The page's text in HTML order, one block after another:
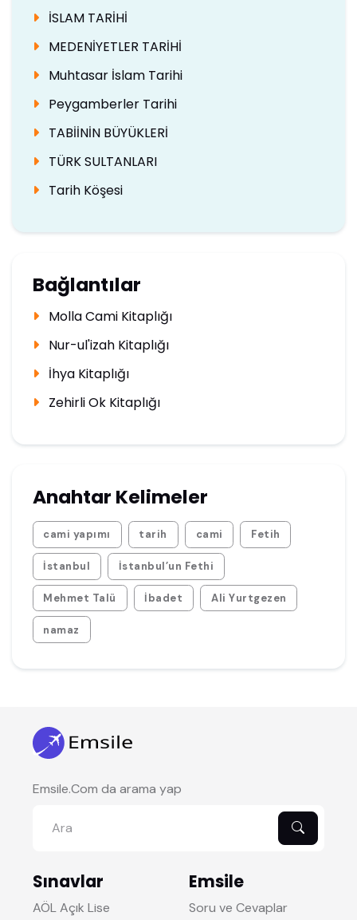
İSLAM TARİHİ
MEDENİYETLER TARİHİ
Muhtasar İslam Tarihi
Peygamberler Tarihi
TABİİNİN BÜYÜKLERİ
TÜRK SULTANLARI
Tarih Köşesi
Bağlantılar
Molla Cami Kitaplığı
Nur-ul'izah Kitaplığı
İhya Kitaplığı
Zehirli Ok Kitaplığı
Anahtar Kelimeler
cami yapımı tarih cami Fetih
İstanbul İstanbul’un Fethi
Mehmet Talü İbadet Ali Yurtgezen
namaz
Emsile.Com da arama yap
Sınavlar
AÖL Açık Lise
Emsile
Soru ve Cevaplar